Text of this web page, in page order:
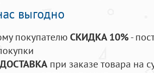
выгодно
покупателюСКИДКА 10%-
при заказе товара на